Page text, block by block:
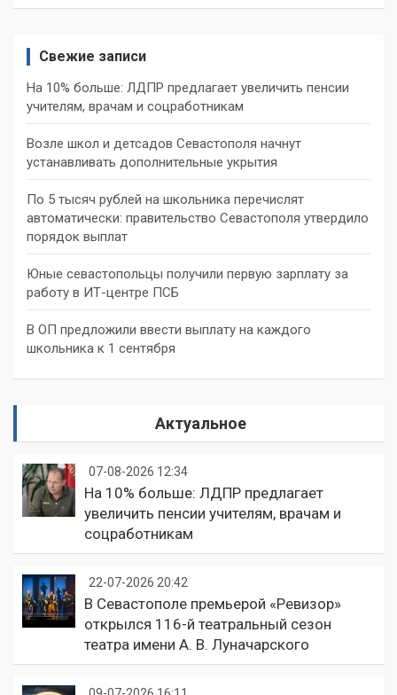
Свежие записи
На 10% больше: ЛДПР предлагает увеличить пенсии
учителям, врачам и соцработникам
Возле школ и детсадов Севастополя начнут
устанавливать дополнительные укрытия
По 5 тысяч рублей на школьника перечислят
автоматически: правительство Севастополя утвердило
порядок выплат
Юные севастопольцы получили первую зарплату за
работу в ИТ-центре ПСБ
В ОП предложили ввести выплату на каждого
школьника к 1 сентября
Актуальное
07-08-2026 12:34
На 10% больше: ЛДПР предлагает
увеличить пенсии учителям, врачам и
соцработникам
22-07-2026 20:42
В Севастополе премьерой «Ревизор»
открылся 116-й театральный сезон
театра имени А. В. Луначарского